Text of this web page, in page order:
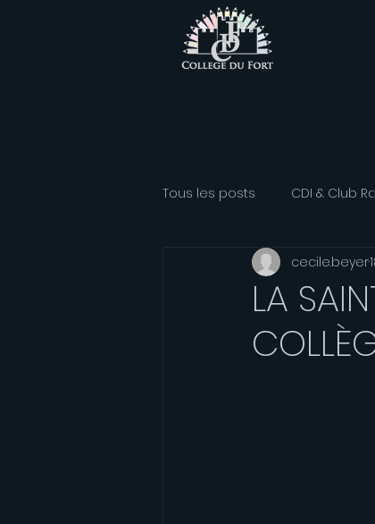
Tous les posts CDI & Club
Classe Athlétisme
Association sportive
LA
cecile.beyer